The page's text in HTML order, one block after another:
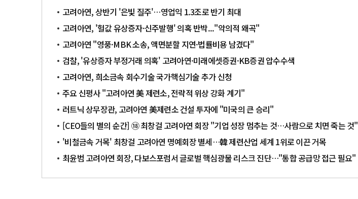
고려아연, 상반기 '은빛 질주'…영업익 1.3조로 반기 최대
고려아연, '헐값 유상증자·신주발행' 의혹 반박..."악의적 왜곡"
고려아연 "영풍·MBK 소송, 액면분할 지연·법률비용 남겼다"
검찰, '유상증자 부정거래 의혹' 고려아연·미래에셋증권·KB증권 압수수색
고려아연, 희소금속 회수기술 국가핵심기술 추가 신청
주요 신평사 "고려아연 美 제련소, 전략적 위상 강화 계기"
러트닉 상무장관, 고려아연 美제련소 건설 투자에 "미국의 큰 승리"
[CEO들의 별의 순간] ⑱ 최창걸 고려아연 회장 "기업 성장 멈추는 것…사람으로 치면 죽는 것"
'비철금속 거목' 최창걸 고려아연 명예회장 별세…韓 제련산업 세계 1위로 이끈 거목
최윤범 고려아연 회장, 다보스포럼서 글로벌 핵심광물 리스크 진단…"통합 공급망 접근 필요"